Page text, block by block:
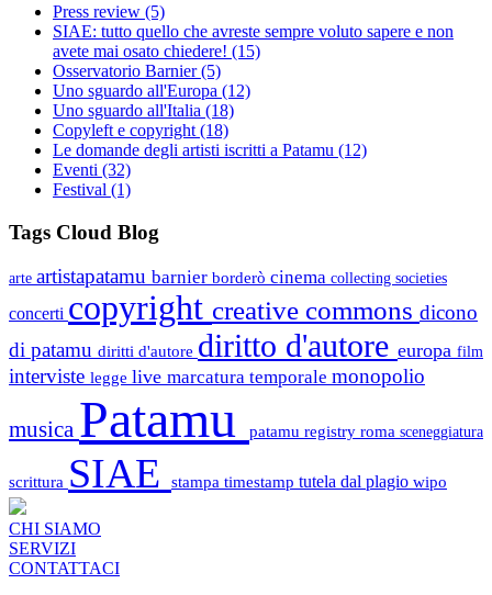
Press review (5)
SIAE: tutto quello che avreste sempre voluto sapere e non
avete mai osato chiedere! (15)
Osservatorio Barnier(5)
Uno sguardo all'Europa (12)
Uno sguardo all'Italia (18)
Copyleft e copyright (18)
Le domande degli artisti iscritti a Patamu (12)
Eventi (32)
Festival (1)
Tags Cloud Blog
arte artistapatamu barnier borderò cinema collecting societies
concerti copyright creative commons dicono
di patamu diritti d'autore diritto d'autore europa film
interviste legge live marcatura temporale monopolio
musica Patamu patamu registry roma sceneggiatura
scrittura SIAE stampa timestamp tutela dal plagio wipo
CHI SIAMO
SERVIZI
CONTATTACI